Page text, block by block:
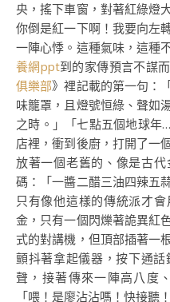
央，搖下車窗，對著紅綠燈
你倒是紅一下啊！我要向左
一陣心悸。這種氣味，這種
養網ppt到的家傳預言不謀
俱樂部》裡記載的第一句：
味籠罩，且燈號恒綠、聲如
之時。」「七點五個地球年
店裡，衝到後廚，打開了一
放著一個老舊的、像是古
碼：「一醬二醋三油四辣五
只有像他這樣的傳統派才
金，只有一個閃爍著詭異紅
式的對講機，但頂部插著一
顫抖著拿起儀器，按下通
聲，接著傳來一陣高八度
「喂！是廖沾沾嗎！快接